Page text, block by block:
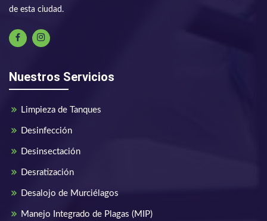
de esta ciudad.
Nuestros Servicios
Limpieza de Tanques
Desinfección
Desinsectación
Desratización
Desalojo de Murciélagos
Manejo Integrado de Plagas (MIP)